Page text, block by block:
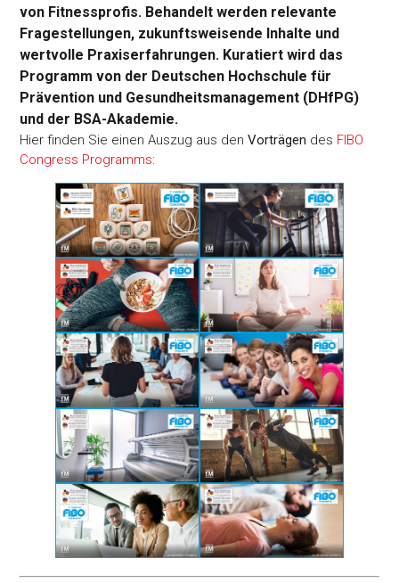
von Fitnessprofis. Behandelt werden relevante
Fragestellungen, zukunftsweisende Inhalte und
wertvolle Praxiserfahrungen. Kuratiert wird das
Programm von der Deutschen Hochschule für
Prävention und Gesundheitsmanagement (DHfPG)
und der BSA-Akademie.
Hier finden Sie einen Auszug aus denVorträgen des FIBO
Congress Programms: